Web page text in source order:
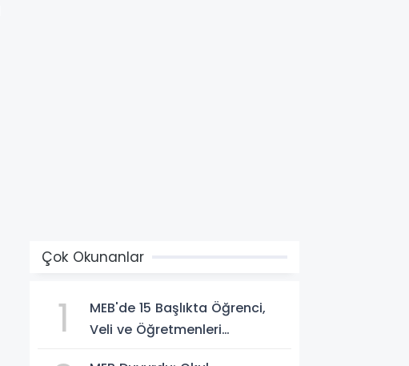
Çok Okunanlar
1
MEB'de 15 Başlıkta Öğrenci,
Veli ve Öğretmenleri